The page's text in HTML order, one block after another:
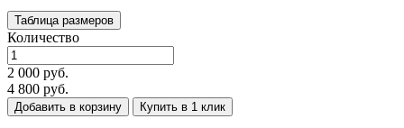
Таблица размеров
Количество
2 000 руб.
4 800 руб.
Добавить в корзину Купить в 1 клик